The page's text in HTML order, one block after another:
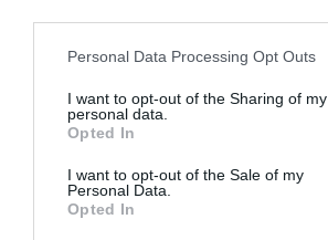
Personal Data Processing Opt Outs
I want to opt-out of the Sharing of my
personal data.
Opted In
I want to opt-out of the Sale of my
Personal Data.
Opted In
Σεπτέμβριο!
K-POP Fever και στη
Μονή Λαζαριστών!